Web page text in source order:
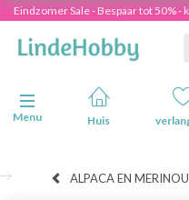
Eindzomer Sale - Bespaar tot 50% -
Navigatie in-/uitschakelen
Menu
Huis
ALPACA EN